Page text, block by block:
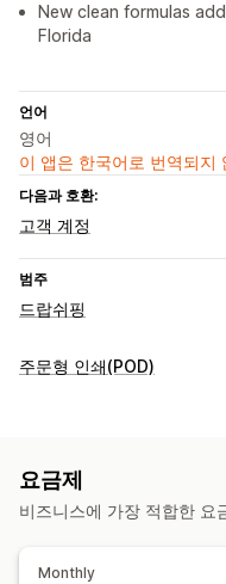
New clean formulas
Florida
언어
영어
이 앱은 한국어로 번역되지
다음과 호환:
고객 계정
범주
드랍쉬핑
판매할 수 있는 제품
미국
주문형 인쇄(POD)
개인 맞춤 설정
요금제
비즈니스에 가장 적합한 요
Monthly